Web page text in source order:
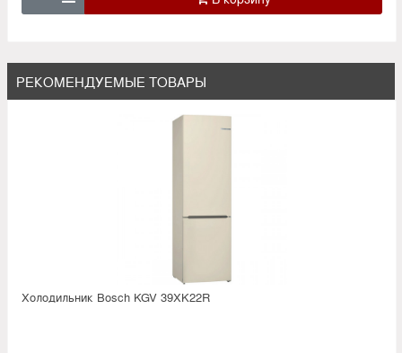
РЕКОМЕНДУЕМЫЕ ТОВАРЫ
Холодильник Bosсh KGV 39XK22R